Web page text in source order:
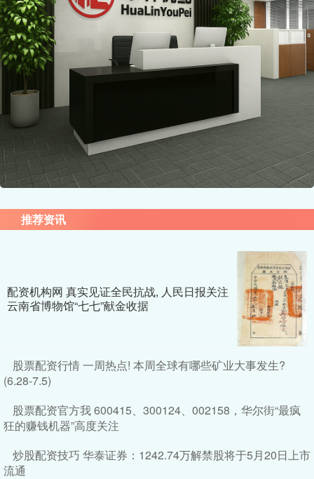
推荐资讯
配资机构网 真实见证全民抗战, 人民日报关注
云南省博物馆“七七”献金收据
股票配资行情 一周热点! 本周全球有哪些矿业大事发生?
(6.28-7.5)
股票配资官方我 600415、300124、002158，华尔街“最疯
狂的赚钱机器”高度关注
炒股配资技巧 华泰证券：1242.74万解禁股将于5月20日上市
流通